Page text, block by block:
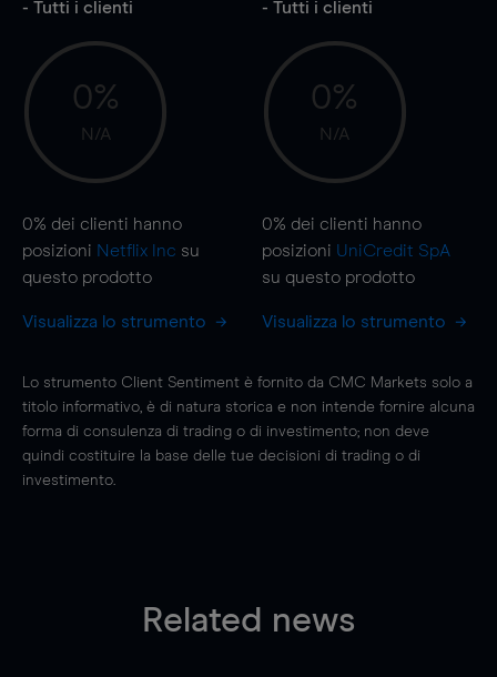
- Tutti i clienti
0%
N/A
0% dei clienti hanno
posizioni Netflix Inc su
questo prodotto
Visualizza lo strumento
- Tutti i clienti
0%
N/A
0% dei clienti hanno
posizioni UniCredit SpA
su questo prodotto
Visualizza lo strumento
Lo strumento Client Sentiment è fornito da CMC Markets solo a
titolo informativo, è di natura storica e non intende fornire alcuna
forma di consulenza di trading o di investimento; non deve
quindi costituire la base delle tue decisioni di trading o di
investimento.
Related news